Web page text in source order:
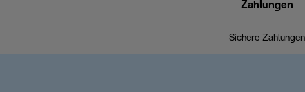
Zahlungen
Sichere Zahlungen